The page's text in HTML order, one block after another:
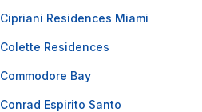
Cipriani Residences Miami
Colette Residences
Commodore Bay
Conrad Espirito Santo